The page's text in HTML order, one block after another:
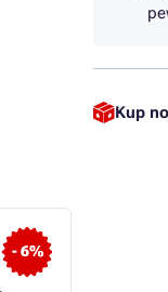
Kup
- 6%